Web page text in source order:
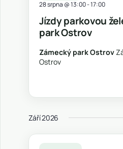
Jízdy parkovou
park Ostrov
28 srpna @ 13:00-17:00
Zámecký park Ostrov
Ostrov
Září 2026